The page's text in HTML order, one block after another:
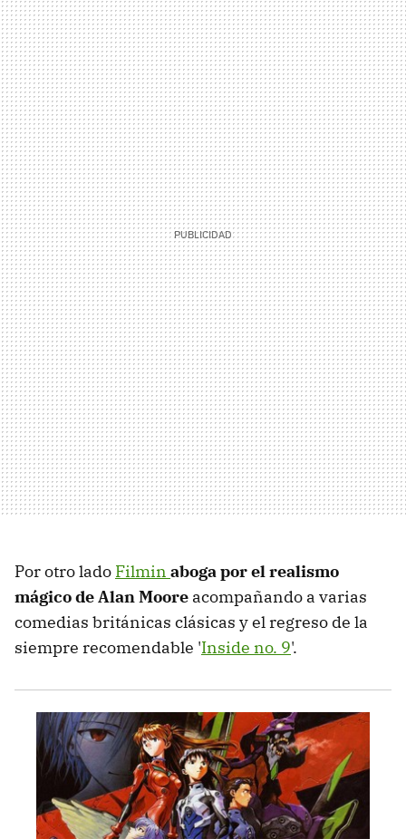
Por otro lado Filmin aboga por el realismo
mágico de Alan Moore acompañando a varias
comedias británicas clásicas y el regreso de la
siempre recomendable 'Inside no. 9'.